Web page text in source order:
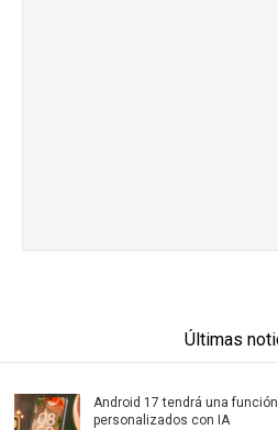
Últimas
Android 17 tendrá una
personalizados con IA